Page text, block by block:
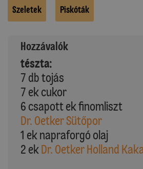
Szeletek Piskóták
Hozzávalók
tészta:
7 db tojás
7 ek cukor
6 csapott ek finomliszt
Dr. Oetker Sütőpor
1 ek napraforgó olaj
2 ek Dr. Oetker Holland